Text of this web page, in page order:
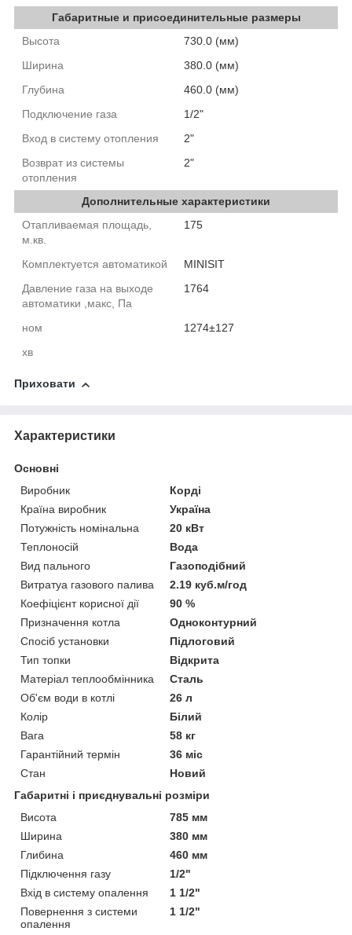
Габаритные и присоединительные размеры
Высота
730.0 (мм)
Ширина
380.0 (мм)
Глубина
460.0 (мм)
Подключение газа
1/2"
Вход в систему отопления
2"
Возврат из системы
отопления
2"
Дополнительные характеристики
Отапливаемая площадь,
м.кв.
175
Комплектуется автоматикой
MINISIT
Давление газа на выходе
автоматики ,макс, Па
1764
ном
1274±127
хв
Приховати
Характеристики
Основні
Виробник
Корді
Країна виробник
Україна
Потужність номінальна
20 кВт
Теплоносій
Вода
Вид пального
Газоподібний
Витратуа газового палива
2.19 куб.м/год
Коефіцієнт корисної дії
90 %
Призначення котла
Одноконтурний
Спосіб установки
Підлоговий
Тип топки
Відкрита
Матеріал теплообмінника
Сталь
Об'єм води в котлі
26 л
Колір
Білий
Вага
58 кг
Гарантійний термін
36 міс
Стан
Новий
Габаритні і приєднувальні розміри
Висота
785 мм
Ширина
380 мм
Глибина
460 мм
Підключення газу
1/2"
Вхід в систему опалення
1 1/2"
Повернення з системи
опалення
1 1/2"